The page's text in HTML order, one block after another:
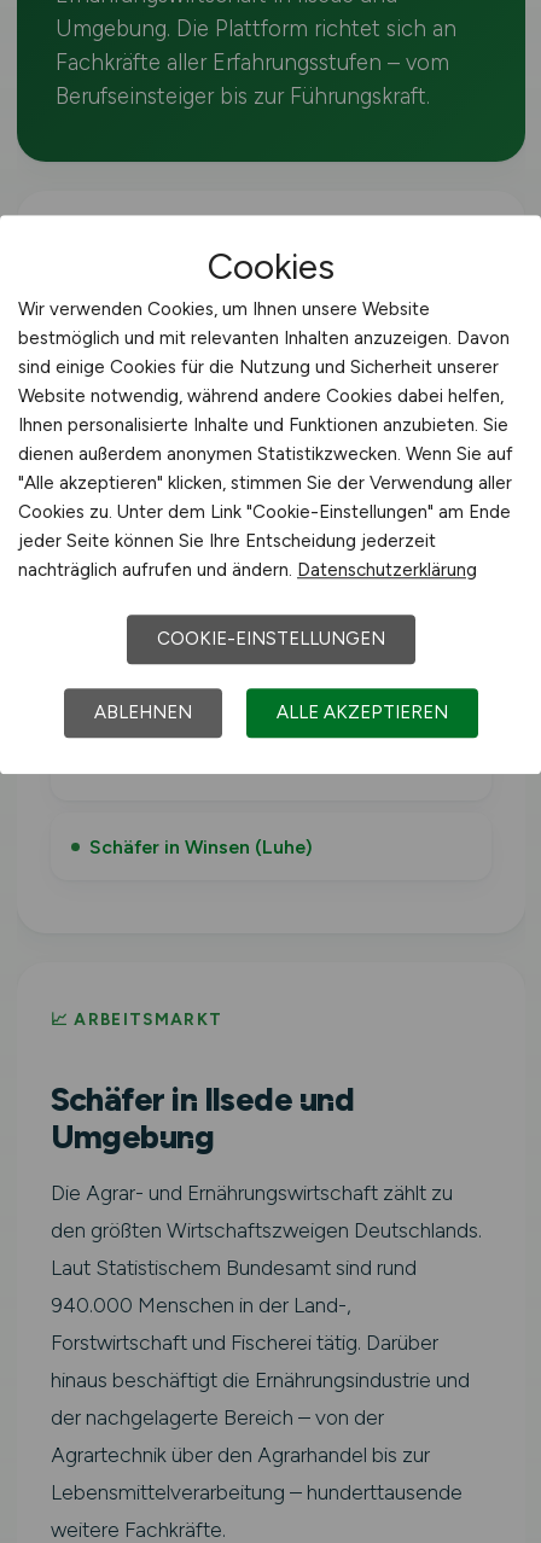
Umgebung. Die Plattform richtet sich an
Fachkräfte aller Erfahrungsstufen – vom
Berufseinsteiger bis zur Führungskraft.
Weitere Jobs in der
Agrarwirtschaft
Alle Jobs in Ilsede
Schäfer in Bad Zwischenahn
Schäfer in Winsen (Luhe)
📈 ARBEITSMARKT
Schäfer in Ilsede und
Umgebung
Die Agrar- und Ernährungswirtschaft zählt zu
den größten Wirtschaftszweigen Deutschlands.
Laut Statistischem Bundesamt sind rund
940.000 Menschen in der Land-,
Forstwirtschaft und Fischerei tätig. Darüber
hinaus beschäftigt die Ernährungsindustrie und
der nachgelagerte Bereich – von der
Agrartechnik über den Agrarhandel bis zur
Lebensmittelverarbeitung – hunderttausende
weitere Fachkräfte.
Cookies
Wir verwenden Cookies, um Ihnen unsere Website
bestmöglich und mit relevanten Inhalten anzuzeigen. Davon
sind einige Cookies für die Nutzung und Sicherheit unserer
Website notwendig, während andere Cookies dabei helfen,
Ihnen personalisierte Inhalte und Funktionen anzubieten. Sie
dienen außerdem anonymen Statistikzwecken. Wenn Sie auf
"Alle akzeptieren" klicken, stimmen Sie der Verwendung aller
Cookies zu. Unter dem Link "Cookie-Einstellungen" am Ende
jeder Seite können Sie Ihre Entscheidung jederzeit
nachträglich aufrufen und ändern. Datenschutzerklärung
COOKIE-EINSTELLUNGEN
ABLEHNEN ALLE AKZEPTIEREN